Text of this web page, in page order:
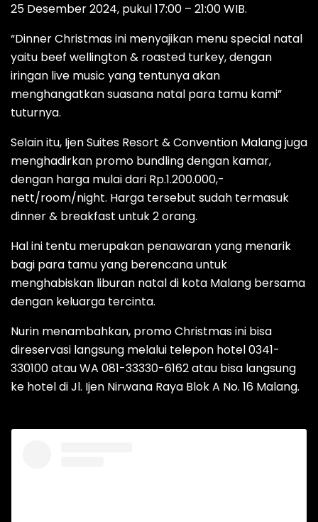
25 Desember 2024, pukul 17:00 – 21:00 WIB.
“Dinner Christmas ini menyajikan menu special natal
yaitu beef wellington & roasted turkey, dengan
iringan live music yang tentunya akan
menghangatkan suasana natal para tamu kami”
tuturnya.
Selain itu, Ijen Suites Resort & Convention Malang juga
menghadirkan promo bundling dengan kamar,
dengan harga mulai dari Rp.1.200.000,-
nett/room/night. Harga tersebut sudah termasuk
dinner & breakfast untuk 2 orang.
Hal ini tentu merupakan penawaran yang menarik
bagi para tamu yang berencana untuk
menghabiskan liburan natal di kota Malang bersama
dengan keluarga tercinta.
Nurin menambahkan, promo Christmas ini bisa
direservasi langsung melalui telepon hotel 0341-
330100 atau WA 081-33330-6162 atau bisa langsung
ke hotel di Jl. Ijen Nirwana Raya Blok A No. 16 Malang.